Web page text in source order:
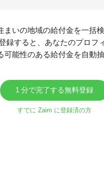
まいの地域の給付金を一括検
録すると、あなたのプロフ
可能性のある給付金を自動抽
1 分で完了する無料登録
すでに Zaim に登録済の方